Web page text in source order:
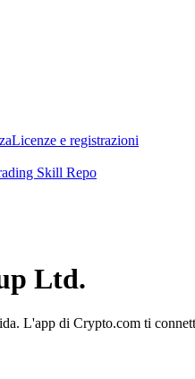
Licenze e registrazioni
Skill Repo
Ltd.
L'app di Crypto.com ti